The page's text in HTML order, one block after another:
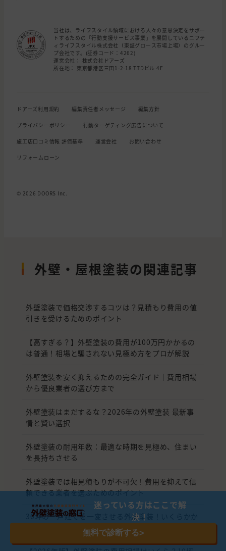
当社は、ライフスタイル領域における人々の意思決定をサポー
トするための「行動支援サービス事業」を展開しているニフテ
ィライフスタイル株式会社（東証グロース市場上場）のグルー
プ会社です。(証券コード：4262)
運営会社： 株式会社ドアーズ
所在地： 東京都港区三田1-2-18 TTDビル 4F
ドアーズ利用規約 編集責任者メッセージ 編集方針
プライバシーポリシー 行動ターゲティング広告について
施工店口コミ情報 評価基準 運営会社 お問い合わせ
リフォームローン
© 2026 DOORS Inc.
外壁・屋根塗装の関連記事
外壁塗装で価格交渉するコツは？見積もり費用の値
引きを受けるためのポイント
【高すぎる？】外壁塗装の費用が100万円かかるの
は普通！相場と騙されない見極め方をプロが解説
外壁塗装を安く抑えるための完全ガイド｜費用相場
から優良業者の選び方まで
外壁塗装はまだするな？2026年の外壁塗装 最新事
情と賢い選択
外壁塗装の耐用年数：最適な時期を見極め、住まい
を長持ちさせる
外壁塗装では相見積もりが不可欠！費用を抑えて信
頼できる業者を選ぶためのポイント
30坪の一戸建てを一変させる外壁塗装！いくらかか
る？相場から計算式、安く抑える秘訣まで徹底解剖
迷っている方はここで解
決！
無料で診断する>